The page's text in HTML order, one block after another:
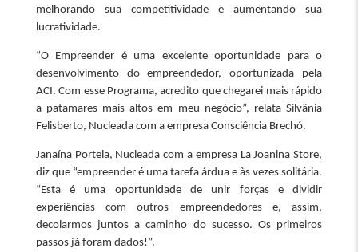
melhorando sua competitividade e aumentando sua
lucratividade.
“O Empreender é uma excelente oportunidade para o
desenvolvimento do empreendedor, oportunizada pela
ACI. Com esse Programa, acredito que chegarei mais rápido
a patamares mais altos em meu negócio”, relata Silvânia
Felisberto, Nucleada com a empresa Consciência Brechó.
Janaína Portela, Nucleada com a empresa La Joanina Store,
diz que “empreender é uma tarefa árdua e às vezes solitária.
“Esta é uma oportunidade de unir forças e dividir
experiências com outros empreendedores e, assim,
decolarmos juntos a caminho do sucesso. Os primeiros
passos já foram dados!”.